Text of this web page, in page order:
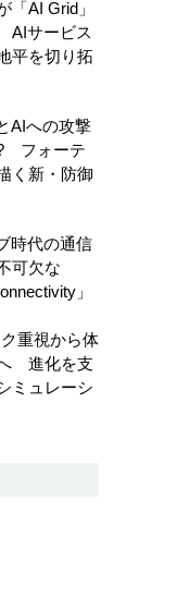
「AI Grid」
AIサービス
平を切り拓
AIへの攻撃
フォーテ
く新・防御
時代の通信
可欠な
」
重視から体
進化を支
ミュレーシ